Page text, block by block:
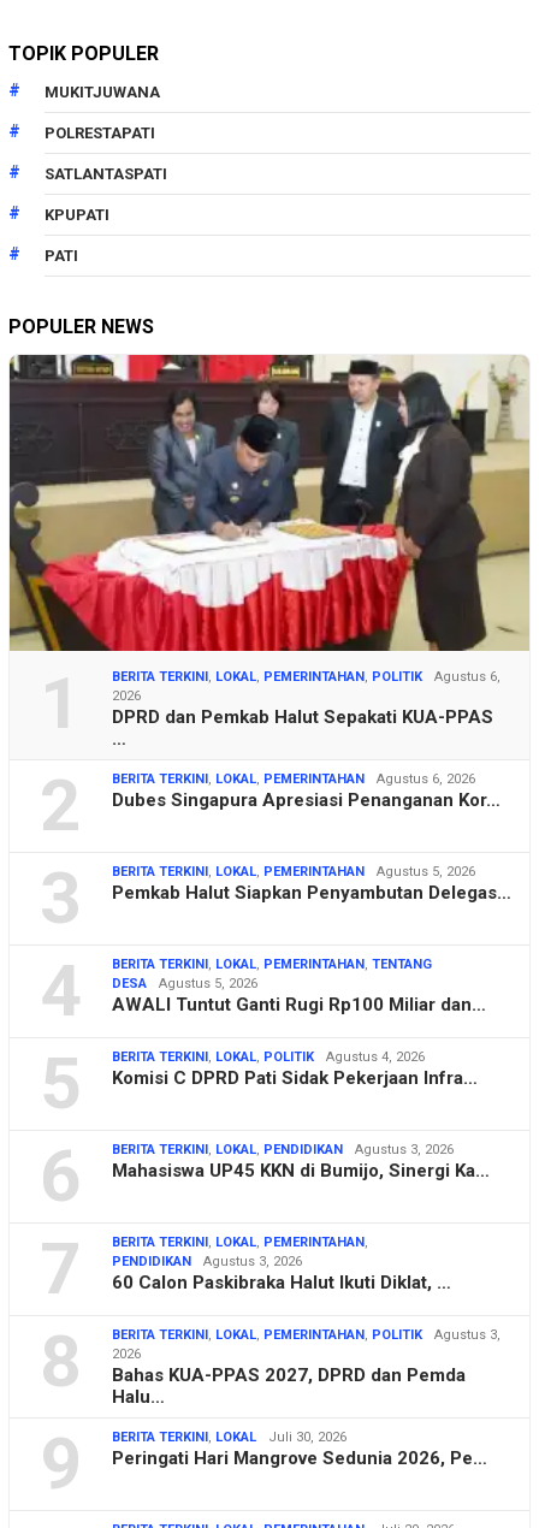
TOPIK POPULER
MUKITJUWANA
POLRESTAPATI
SATLANTASPATI
KPUPATI
PATI
POPULER NEWS
1 BERITA TERKINI , LOKAL, PEMERINTAHAN , POLITIK
Agustus 6,
2026
DPRD dan Pemkab Halut Sepakati KUA-PPAS
…
2 BERITA TERKINI , LOKAL, PEMERINTAHAN Agustus 6, 2026
Dubes Singapura Apresiasi Penanganan Kor…
3 BERITA TERKINI , LOKAL, PEMERINTAHAN Agustus 5, 2026
Pemkab Halut Siapkan Penyambutan Delegas…
4 BERITA TERKINI , LOKAL, PEMERINTAHAN , TENTANG
DESA
Agustus 5, 2026
AWALI Tuntut Ganti Rugi Rp100 Miliar dan…
5 BERITA TERKINI , LOKAL, POLITIK Agustus 4, 2026
Komisi C DPRD Pati Sidak Pekerjaan Infra…
6 BERITA TERKINI , LOKAL, PENDIDIKAN Agustus 3, 2026
Mahasiswa UP45 KKN di Bumijo, Sinergi Ka…
7 BERITA TERKINI , LOKAL, PEMERINTAHAN ,
PENDIDIKAN
Agustus 3, 2026
60 Calon Paskibraka Halut Ikuti Diklat, …
8 BERITA TERKINI , LOKAL, PEMERINTAHAN , POLITIK
Agustus 3,
2026
Bahas KUA-PPAS 2027, DPRD dan Pemda
Halu…
9 BERITA TERKINI , LOKAL Juli 30, 2026
Peringati Hari Mangrove Sedunia 2026, Pe…